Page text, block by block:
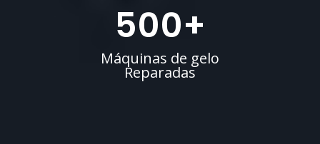
500+
Máquinas de gelo
Reparadas